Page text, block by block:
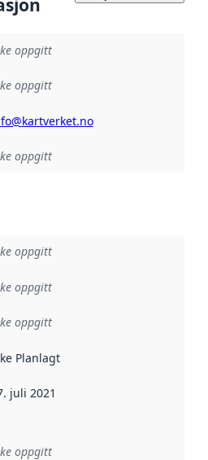
oppgitt
oppgitt
oppgitt
oppgitt
oppgitt
oppgitt
Planlagt
sier når dataene i dette
juli 2021
oppgitt